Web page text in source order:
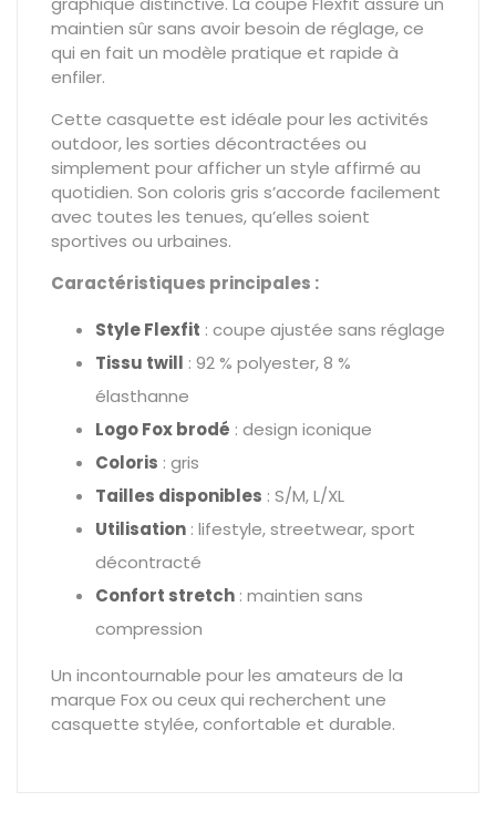
maintien sûr sans avoir besoin de réglage, ce
qui en fait un modèle pratique et rapide à
enfiler.
Cette casquette est idéale pour les activités
outdoor, les sorties décontractées ou
simplement pour afficher un style affirmé au
quotidien. Son coloris gris s’accorde facilement
avec toutes les tenues, qu’elles soient
sportives ou urbaines.
Caractéristiques principales :
Style Flexfit : coupe ajustée sans réglage
Tissu twill : 92 % polyester, 8 %
élasthanne
Logo Fox brodé : design iconique
Coloris : gris
Tailles disponibles : S/M, L/XL
Utilisation : lifestyle, streetwear, sport
décontracté
Confort stretch : maintien sans
compression
Un incontournable pour les amateurs de la
marque Fox ou ceux qui recherchent une
casquette stylée, confortable et durable.